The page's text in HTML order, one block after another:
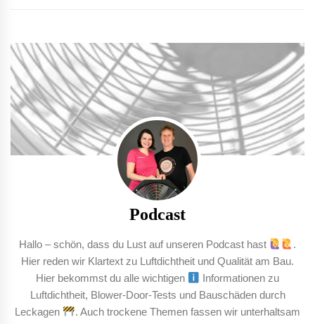
Podcast
Hallo – schön, dass du Lust auf unseren Podcast hast
.
Hier reden wir Klartext zu Luftdichtheit und Qualität am Bau.
Hier bekommst du alle wichtigen
Informationen zu
Luftdichtheit, Blower-Door-Tests und Bauschäden durch
Leckagen
. Auch trockene Themen fassen wir unterhaltsam